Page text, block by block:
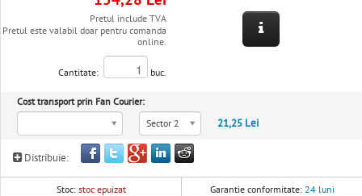
Pretul include TVA
Pretul este valabil doar pentru comanda
online.
Cantitate: buc.
Cost transport prin Fan Courier:
Sector 2
21,25 Lei
Distribuie:
Stoc: stoc epuizat Garantie conformitate: 24 luni